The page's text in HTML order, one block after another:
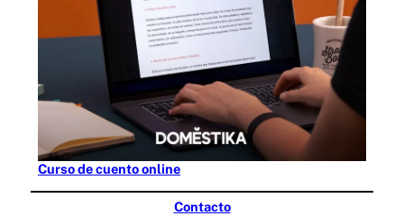
Curso de cuento online
Contacto